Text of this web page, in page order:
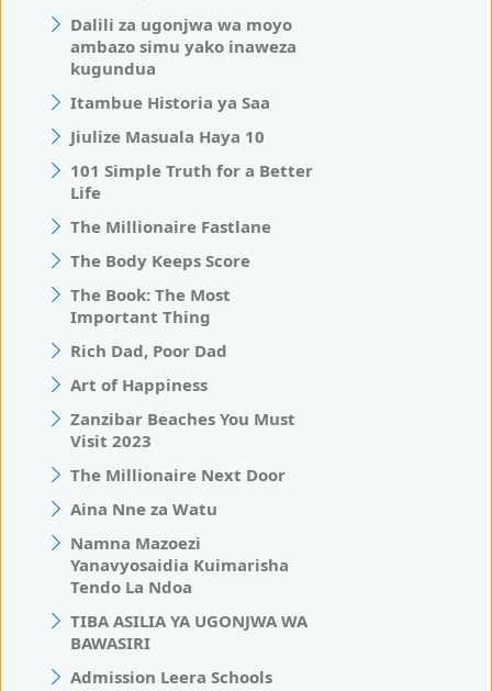
Dalili za ugonjwa wa moyo
ambazo simu yako inaweza
kugundua
Itambue Historia ya Saa
Jiulize Masuala Haya 10
101 Simple Truth for a Better
Life
The Millionaire Fastlane
The Body Keeps Score
The Book: The Most
Important Thing
Rich Dad, Poor Dad
Art of Happiness
Zanzibar Beaches You Must
Visit 2023
The Millionaire Next Door
Aina Nne za Watu
Namna Mazoezi
Yanavyosaidia Kuimarisha
Tendo La Ndoa
TIBA ASILIA YA UGONJWA WA
BAWASIRI
Admission Leera Schools